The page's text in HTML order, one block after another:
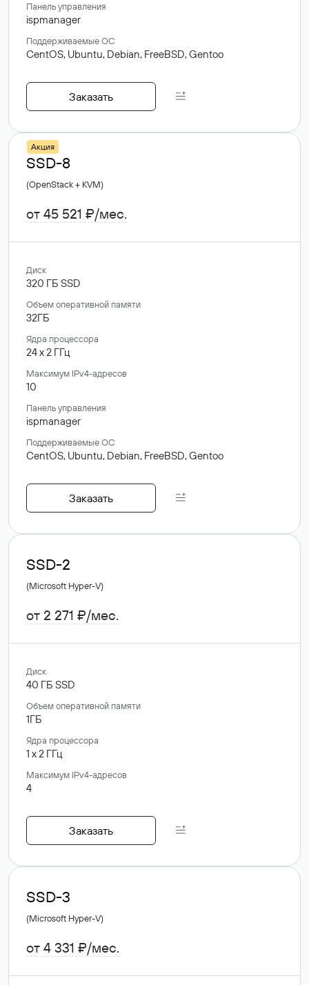
Панель управления
ispmanager
Поддерживаемые ОС
CentOS, Ubuntu, Debian, FreeBSD,Gentoo
Заказать
Акция
SSD-8
(OpenStack + KVM)
от 45 521 ₽/мес.
Диск
320 ГБ SSD
Объем оперативной памяти
32ГБ
Ядра процессора
24x2 ГГц
Максимум IPv4-адресов
10
Панель управления
ispmanager
Поддерживаемые ОС
CentOS, Ubuntu, Debian, FreeBSD,Gentoo
Заказать
SSD-2
(Microsoft Hyper-V)
от 2 271 ₽/мес.
Диск
40 ГБ SSD
Объем оперативной памяти
1ГБ
Ядра процессора
1 x2 ГГц
Максимум IPv4-адресов
4
Заказать
SSD-3
(Microsoft Hyper-V)
от 4 331 ₽/мес.